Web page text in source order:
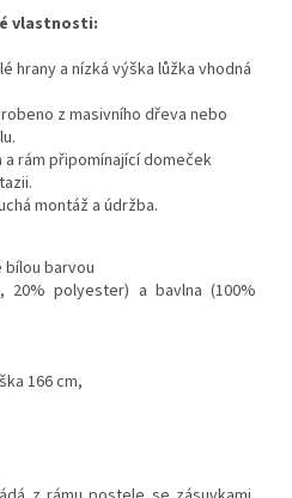
vlastnosti:
hrany a nízká výška lůžka vhodná
z masivního dřeva nebo
a rám připomínající domeček
montáž a údržba.
barvou
20% polyester) a bavlna (100%
166 cm,